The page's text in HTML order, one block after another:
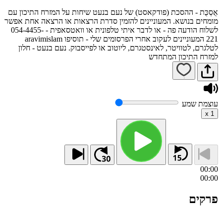
אֻסְכֻּת - ההסכת (פודקאסט) של נעם בנעט שיחות על המזרח התיכון עם
מומחים בנושא. המעוניינים להזמין סדרת הרצאות או הרצאה אחת אפשר
לשלוח הודעה פה - או לדבר איתי טלפונית או וואטסאפית - 054-4455-
221 המעוניינים לעקוב אחרי הפרסומים שלי - תוסיפו aravimislam
לטלגרם, לטוויטר, לאינסטגרם, ליוטוב או לפייסבוק. נעם בנעט - חלון
למזרח התיכון המתחדש
עוצמת שמע
1
00:00
00:00
פרקים